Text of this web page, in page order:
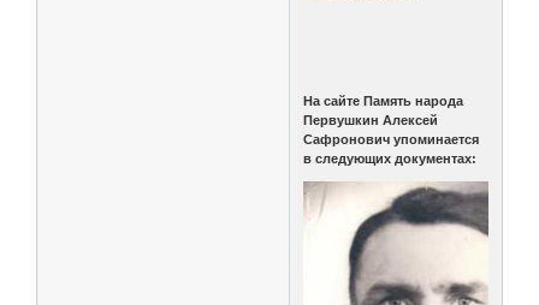
На сайте Память народа
Первушкин Алексей
Сафронович упоминается
в следующих документах: